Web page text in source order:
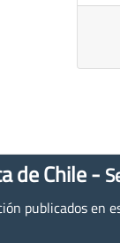
de Chile -
publicados en